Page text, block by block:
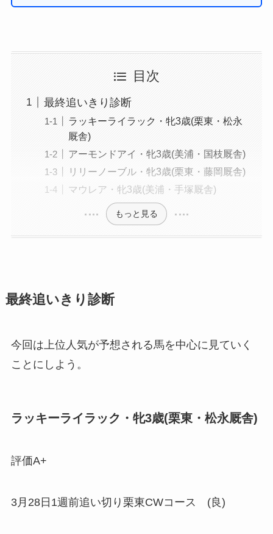
目次
最終追いきり診断
ラッキーライラック・牝3歳(栗東・松永
厩舎)
アーモンドアイ・牝3歳(美浦・国枝厩舎)
リリーノーブル・牝3歳(栗東・藤岡厩舎)
マウレア・牝3歳(美浦・手塚厩舎)
もっと見る
最終追いきり診断
今回は上位人気が予想される馬を中心に見ていく
ことにしよう。
ラッキーライラック・牝3歳(栗東・松永厩舎)
評価A+
3月28日1週前追い切り栗東CWコース (良)